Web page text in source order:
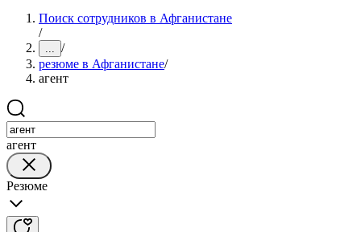
Поиск сотрудников в Афганистане
/
... /
резюме в Афганистане/
агент
агент
Резюме